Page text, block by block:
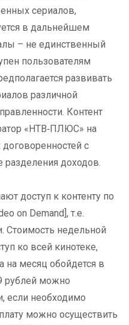
сериалов,
в дальнейшем
– не единственный
пользователям
развивать
различной
Контент
«НТВ‑ПЛЮС» на
с
разделения доходов.
доступ к контенту по
on Demand], т.е.
Стоимость недельной
ко всей кинотеке,
на месяц обойдется в
рублей можно
если необходимо
можно осуществить